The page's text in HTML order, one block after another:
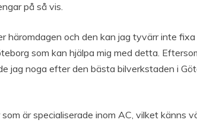
på så vis.
häromdagen och den kan jag tyvärr inte
som kan hjälpa mig med detta.
jag noga efter den bästa bilverkstaden i
är specialiserade inom AC, vilket känns